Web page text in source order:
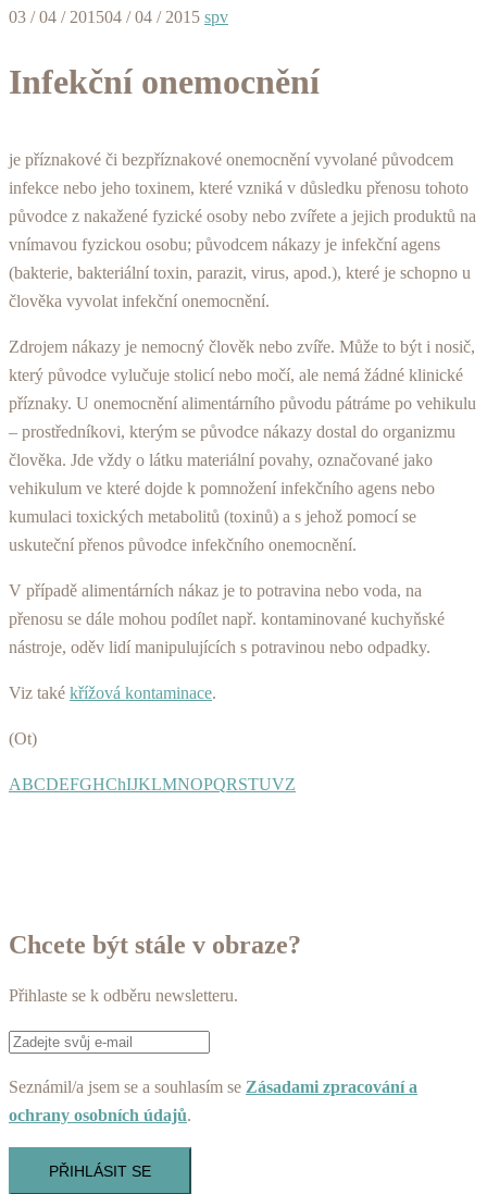
03 / 04 / 201504 / 04 / 2015 spv
Infekční onemocnění
je příznakové či bezpříznakové onemocnění vyvolané původcem
infekce nebo jeho toxinem, které vzniká v důsledku přenosu tohoto
původce z nakažené fyzické osoby nebo zvířete a jejich produktů na
vnímavou fyzickou osobu; původcem nákazy je infekční agens
(bakterie, bakteriální toxin, parazit, virus, apod.), které je schopno u
člověka vyvolat infekční onemocnění.
Zdrojem nákazy je nemocný člověk nebo zvíře. Může to být i nosič,
který původce vylučuje stolicí nebo močí, ale nemá žádné klinické
příznaky. U onemocnění alimentárního původu pátráme po vehikulu
– prostředníkovi, kterým se původce nákazy dostal do organizmu
člověka. Jde vždy o látku materiální povahy, označované jako
vehikulum ve které dojde k pomnožení infekčního agens nebo
kumulaci toxických metabolitů (toxinů) a s jehož pomocí se
uskuteční přenos původce infekčního onemocnění.
V případě alimentárních nákaz je to potravina nebo voda, na
přenosu se dále mohou podílet např. kontaminované kuchyňské
nástroje, oděv lidí manipulujících s potravinou nebo odpadky.
Viz také křížová kontaminace.
(Ot)
ABCDEFGHChIJKLMNOPQRSTUVZ
Chcete být stále v obraze?
Přihlaste se k odběru newsletteru.
Seznámil/a jsem se a souhlasím se Zásadami zpracování a
ochrany osobních údajů.
PŘIHLÁSIT SE